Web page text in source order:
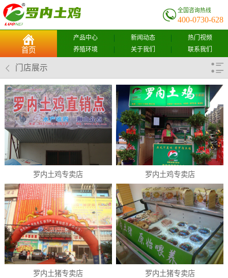
全国咨询热线
400-0730-628
首页
产品中心
养殖环境
新闻动态
关于我们
热门视频
联系我们
门店展示
罗内土鸡专卖店 罗内土鸡专卖店
罗内土猪专卖店 罗内土猪专卖店